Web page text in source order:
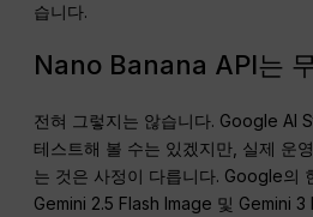
습니다.
Nano Banana API는
전혀 그렇지는 않습니다. Google AI
테스트해 볼 수는 있겠지만, 실제 운
는 것은 사정이 다릅니다. Google의
Gemini 2.5 Flash Image 및 Gemini